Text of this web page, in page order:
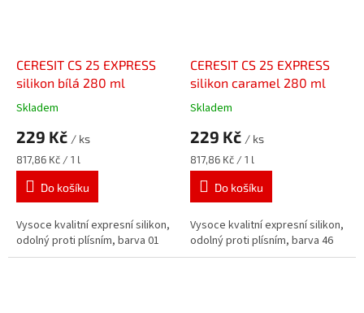
CERESIT CS 25 EXPRESS
silikon bílá 280 ml
Skladem
229 Kč / ks
Měrná
cena:
817,86 Kč / 1 l
Do košíku
Vysoce kvalitní expresní silikon,
odolný proti plísním, barva 01
CERESIT CS 25 EXPRESS
silikon caramel 280 ml
Skladem
229 Kč / ks
Měrná
cena:
817,86 Kč / 1 l
Do košíku
Vysoce kvalitní expresní silikon,
odolný proti plísním, barva 46